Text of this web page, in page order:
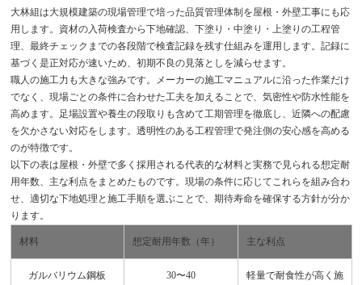
大林組は大規模建築の現場管理で培った品質管理体制を屋根・外壁工事にも応
用します。資材の入荷検査から下地確認、下塗り・中塗り・上塗りの工程管
理、最終チェックまでの各段階で検査記録を残す仕組みを運用します。記録に
基づく是正対応が速いため、初期不良の見落としを減らせます。
職人の施工力も大きな強みです。メーカーの施工マニュアルに沿った作業だけ
でなく、現場ごとの条件に合わせた工夫を加えることで、気密性や防水性能を
高めます。足場設置や養生の段取りも含めて工期管理を徹底し、近隣への配慮
を欠かさない対応をします。透明性のある工程管理で発注側の安心感を高める
のが特徴です。
以下の表は屋根・外壁で多く採用される代表的な材料と実務で見られる想定耐
用年数、主な利点をまとめたものです。現場の条件に応じてこれらを組み合わ
せ、適切な下地処理と施工手順を選ぶことで、期待寿命を確保する方針が分か
ります。
材料 想定耐用年数（年） 主な利点
ガルバリウム鋼板
30〜40
軽量で耐食性が高く施